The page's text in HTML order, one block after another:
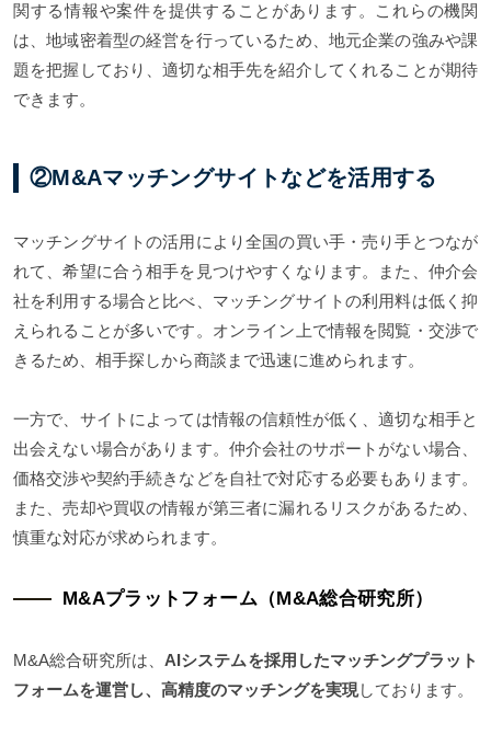
関する情報や案件を提供することがあります。これらの機関
は、地域密着型の経営を行っているため、地元企業の強みや課
題を把握しており、適切な相手先を紹介してくれることが期待
できます。
②M&Aマッチングサイトなどを活用する
マッチングサイトの活用により全国の買い手・売り手とつなが
れて、希望に合う相手を見つけやすくなります。また、仲介会
社を利用する場合と比べ、マッチングサイトの利用料は低く抑
えられることが多いです。オンライン上で情報を閲覧・交渉で
きるため、相手探しから商談まで迅速に進められます。
一方で、サイトによっては情報の信頼性が低く、適切な相手と
出会えない場合があります。仲介会社のサポートがない場合、
価格交渉や契約手続きなどを自社で対応する必要もあります。
また、売却や買収の情報が第三者に漏れるリスクがあるため、
慎重な対応が求められます。
M&Aプラットフォーム（M&A総合研究所）
M&A総合研究所は、 AIシステムを採用したマッチングプラット
フォームを運営し、高精度のマッチングを実現しております。